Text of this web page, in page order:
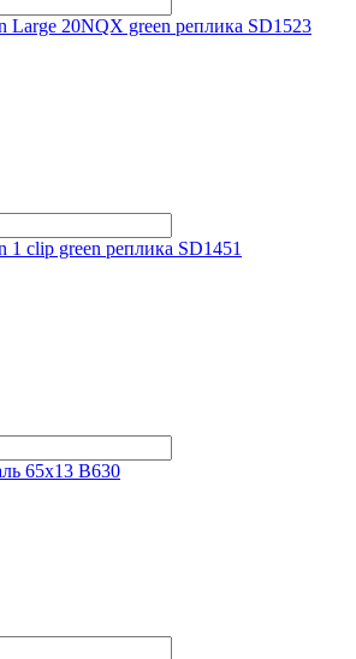
Large 20NQX green реплика SD1523
clip green реплика SD1451
65х13 B630